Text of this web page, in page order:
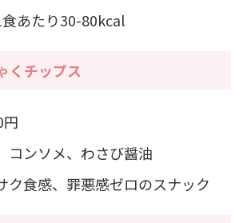
食あたり30-80kcal
くチップス
円
コンソメ、わさび醤油
ク食感、罪悪感ゼロのスナック